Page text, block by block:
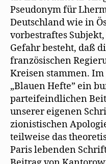
Pseudonym für
Deutschland wie in
vorbestraftes
Gefahr besteht, daß
französischen
Kreisen stammen.
„Blauen Hefte” ein
parteifeindlichen
unserer eigenen
zionistischen
teilweise das
Paris lebenden